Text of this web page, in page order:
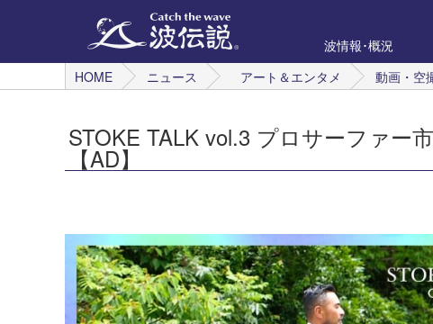
波情報･概況
HOME
ニュース アート＆エンタメ 動画・空
STOKE TALK vol.3 プロサーファー
【AD】